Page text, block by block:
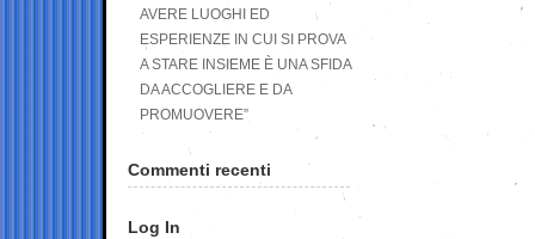
AVERE LUOGHI ED
ESPERIENZE IN CUI SI PROVA
A STARE INSIEME È UNA SFIDA
DA ACCOGLIERE E DA
PROMUOVERE”
Commenti recenti
Log In